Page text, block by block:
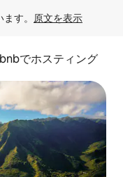
す。 原文を表示
でホスティング